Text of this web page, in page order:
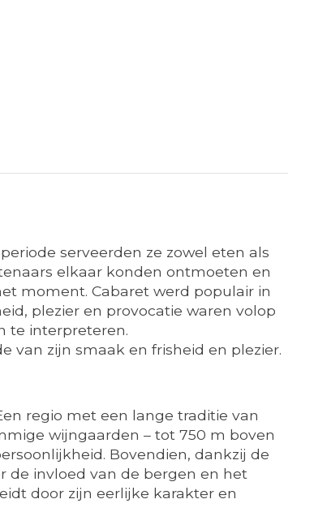
serveerden ze zowel eten als
elkaar konden ontmoeten en
moment. Cabaret werd populair in
plezier en provocatie waren volop
te interpreteren.
van zijn smaak en frisheid en plezier.
regio met een lange traditie van
wijngaarden – tot 750 m boven
Bovendien, dankzij de
de invloed van de bergen en het
door zijn eerlijke karakter en